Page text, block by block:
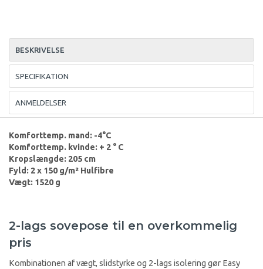
BESKRIVELSE
SPECIFIKATION
ANMELDELSER
Komforttemp. mand: -4°C
Komforttemp. kvinde: + 2 ° C
Kropslængde: 205 cm
Fyld: 2 x 150 g/m² Hulfibre
Vægt: 1520 g
2-lags sovepose til en overkommelig
pris
Kombinationen af vægt, slidstyrke og 2-lags isolering gør Easy